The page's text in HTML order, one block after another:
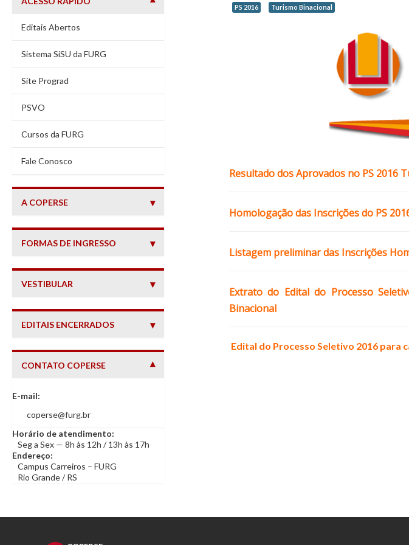
Editais Abertos
Sistema SiSU da FURG
Site Prograd
PSVO
Cursos da FURG
(abre em nova janela)
Fale Conosco
A COPERSE
FORMAS DE INGRESSO
VESTIBULAR
EDITAIS ENCERRADOS
CONTATO COPERSE
— INFORMAÇÕES DE CONTATO
E-mail:
coperse@furg.br
Horário de atendimento:
Seg a Sex — 8h às 12h / 13h às 17h
Endereço:
Campus Carreiros – FURG
Rio Grande / RS
PS 2016 Turismo Binacional
Resultado dos Aprovados no PS 2016
Homologação das Inscrições do PS
Listagem preliminar das Inscrições
Extrato do Edital do Processo
Binacional
Edital do Processo Seletivo 2016 para